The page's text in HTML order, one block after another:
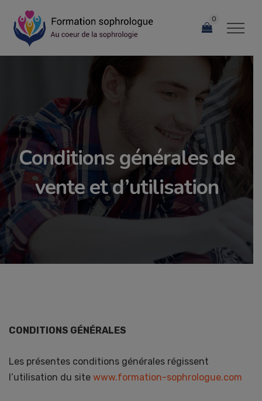
0
Conditions générales de
vente et d’utilisation
CONDITIONS GÉNÉRALES
Les présentes conditions générales régissent
l’utilisation du site www.formation-sophrologue.com